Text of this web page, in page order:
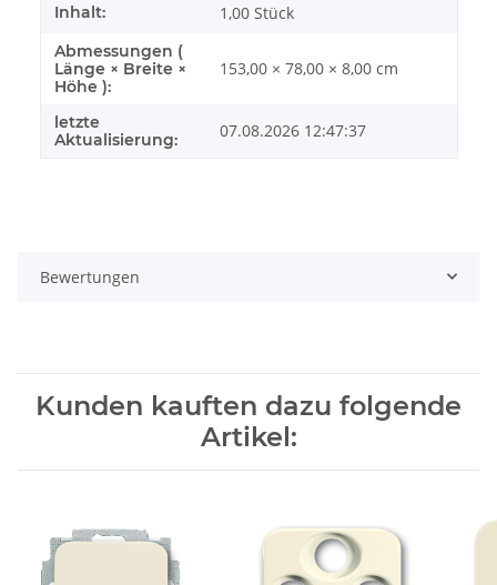
Inhalt: 1,00 Stück
Abmessungen (
Länge × Breite ×
Höhe ):
153,00 × 78,00 × 8,00 cm
letzte
Aktualisierung:
07.08.2026 12:47:37
Bewertungen
Kunden kauften dazu folgende
Artikel: